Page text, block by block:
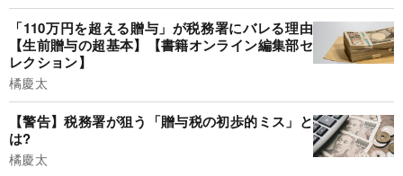
「110万円を超える贈与」が税務署にバレる理由
【生前贈与の超基本】【書籍オンライン編集部セ
レクション】
橘慶太
【警告】税務署が狙う「贈与税の初歩的ミス」と
は?
橘慶太